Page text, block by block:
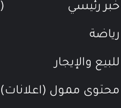
خبر رئيسي (4٬496)
رياضة
للبيع والإيجار
محتوى ممول (اعلانات)